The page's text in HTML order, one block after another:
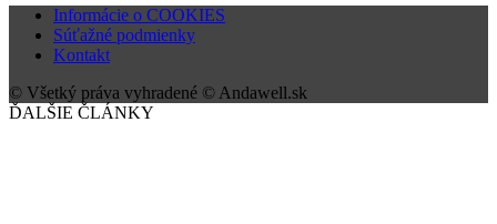
Informácie o COOKIES
Súťažné podmienky
Kontakt
© Všetký práva vyhradené © Andawell.sk
ĎALŠIE ČLÁNKY